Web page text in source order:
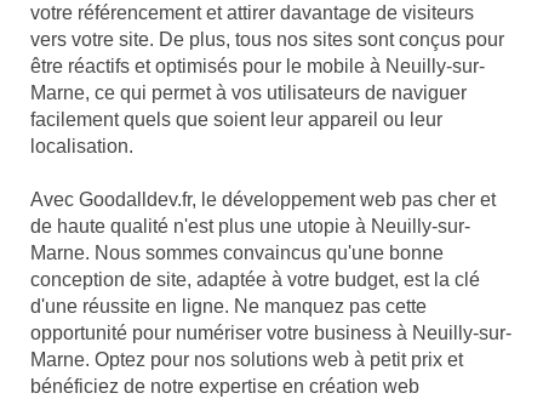
votre référencement et attirer davantage de visiteurs
vers votre site. De plus, tous nos sites sont conçus pour
être réactifs et optimisés pour le mobile à Neuilly-sur-
Marne, ce qui permet à vos utilisateurs de naviguer
facilement quels que soient leur appareil ou leur
localisation.
Avec Goodalldev.fr, le développement web pas cher et
de haute qualité n'est plus une utopie à Neuilly-sur-
Marne. Nous sommes convaincus qu'une bonne
conception de site, adaptée à votre budget, est la clé
d'une réussite en ligne. Ne manquez pas cette
opportunité pour numériser votre business à Neuilly-sur-
Marne. Optez pour nos solutions web à petit prix et
bénéficiez de notre expertise en création web